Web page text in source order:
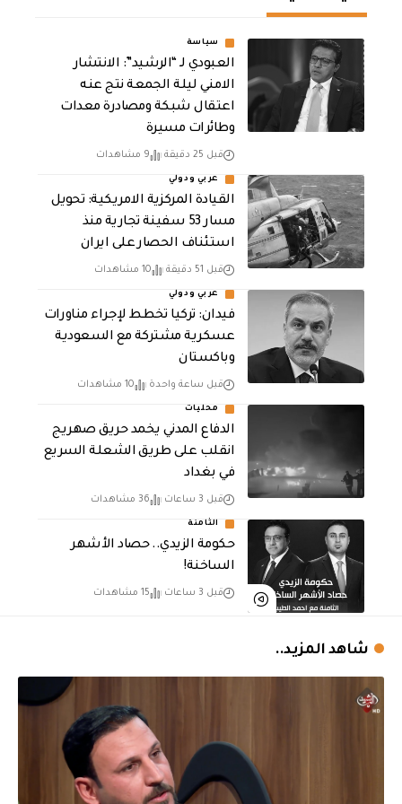
سياسة
العبودي لـ “الرشيد”: الانتشار
الامني ليلة الجمعة نتج عنه
اعتقال شبكة ومصادرة معدات
وطائرات مسيرة
قبل 25 دقيقة 9 مشاهدات
عربي ودولي
القيادة المركزية الامريكية: تحويل
مسار 53 سفينة تجارية منذ
استئناف الحصار على ايران
قبل 51 دقيقة 10 مشاهدات
عربي ودولي
فيدان: تركيا تخطط لإجراء مناورات
عسكرية مشتركة مع السعودية
وباكستان
قبل ساعة واحدة 10 مشاهدات
محليات
الدفاع المدني يخمد حريق صهريج
انقلب على طريق الشعلة السريع
في بغداد
قبل 3 ساعات 36 مشاهدات
الثامنة
حكومة الزيدي.. حصاد الأشهر
الساخنة!
قبل 3 ساعات 15 مشاهدات
شاهد المزيد..